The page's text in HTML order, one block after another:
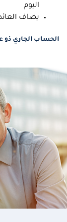
اليوم
يضاف
الحساب الجاري ذو